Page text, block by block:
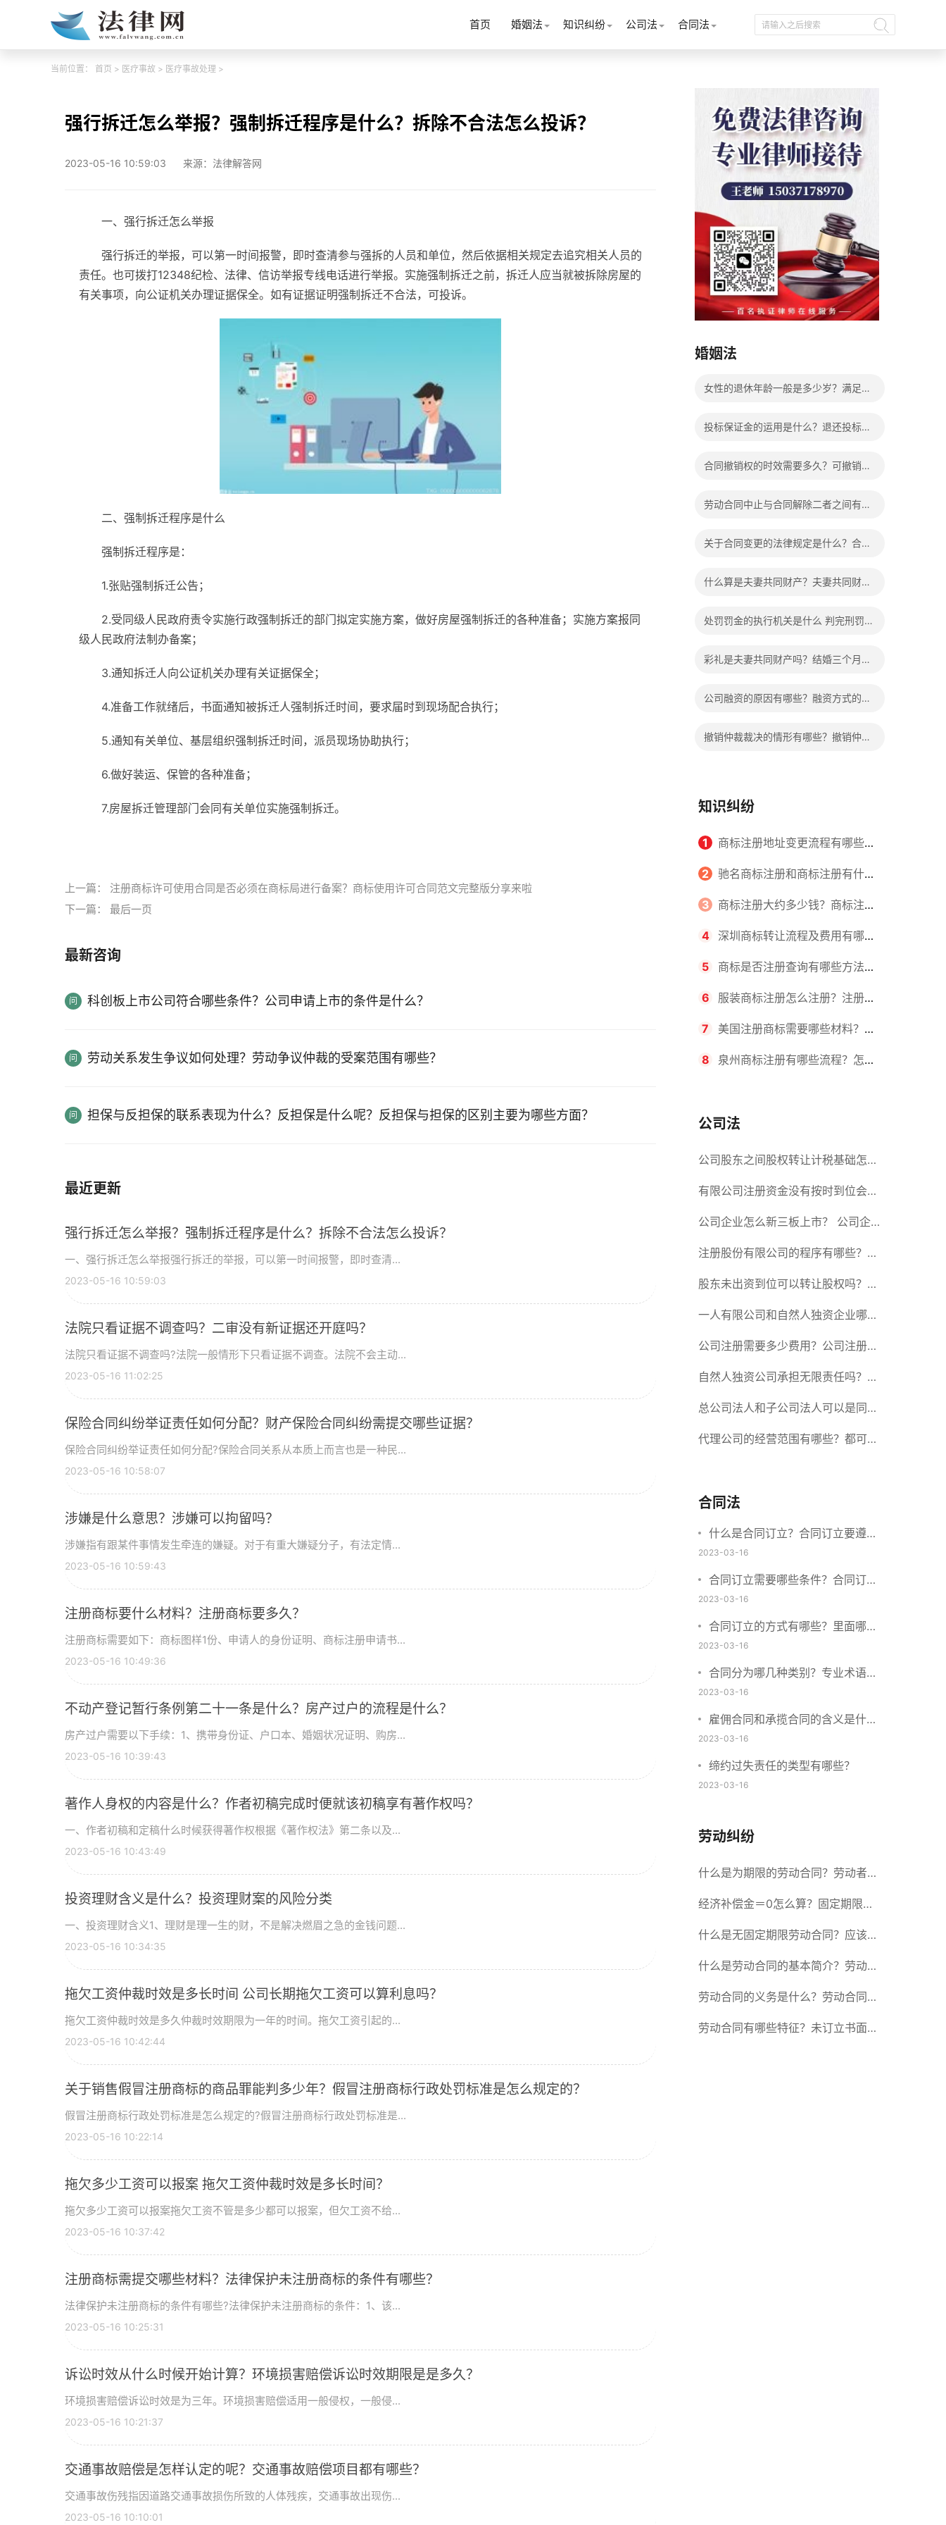
首页 婚姻法 知识纠纷 公司法 合同法
当前位置： 首页 > 医疗事故 > 医疗事故处理 >
强行拆迁怎么举报？强制拆迁程序是什么？拆除不合法怎么投诉？
2023-05-16 10:59:03 来源：法律解答网
一、强行拆迁怎么举报
强行拆迁的举报，可以第一时间报警，即时查清参与强拆的人员和单位，然后依据相关规定去追究相关人员的
责任。也可拨打12348纪检、法律、信访举报专线电话进行举报。实施强制拆迁之前，拆迁人应当就被拆除房屋的
有关事项，向公证机关办理证据保全。如有证据证明强制拆迁不合法，可投诉。
二、强制拆迁程序是什么
强制拆迁程序是：
1.张贴强制拆迁公告；
2.受同级人民政府责令实施行政强制拆迁的部门拟定实施方案，做好房屋强制拆迁的各种准备；实施方案报同
级人民政府法制办备案；
3.通知拆迁人向公证机关办理有关证据保全；
4.准备工作就绪后，书面通知被拆迁人强制拆迁时间，要求届时到现场配合执行；
5.通知有关单位、基层组织强制拆迁时间，派员现场协助执行；
6.做好装运、保管的各种准备；
7.房屋拆迁管理部门会同有关单位实施强制拆迁。
上一篇： 注册商标许可使用合同是否必须在商标局进行备案？商标使用许可合同范文完整版分享来啦
下一篇： 最后一页
最新咨询
科创板上市公司符合哪些条件？公司申请上市的条件是什么？
劳动关系发生争议如何处理？劳动争议仲裁的受案范围有哪些？
担保与反担保的联系表现为什么？反担保是什么呢？反担保与担保的区别主要为哪些方面？
最近更新
强行拆迁怎么举报？强制拆迁程序是什么？拆除不合法怎么投诉？
一、强行拆迁怎么举报强行拆迁的举报，可以第一时间报警，即时查清...
2023-05-16 10:59:03
法院只看证据不调查吗？二审没有新证据还开庭吗？
法院只看证据不调查吗?法院一般情形下只看证据不调查。法院不会主动...
2023-05-16 11:02:25
保险合同纠纷举证责任如何分配？财产保险合同纠纷需提交哪些证据？
保险合同纠纷举证责任如何分配?保险合同关系从本质上而言也是一种民...
2023-05-16 10:58:07
涉嫌是什么意思？涉嫌可以拘留吗？
涉嫌指有跟某件事情发生牵连的嫌疑。对于有重大嫌疑分子，有法定情...
2023-05-16 10:59:43
注册商标要什么材料？注册商标要多久？
注册商标需要如下：商标图样1份、申请人的身份证明、商标注册申请书...
2023-05-16 10:49:36
不动产登记暂行条例第二十一条是什么？房产过户的流程是什么？
房产过户需要以下手续：1、携带身份证、户口本、婚姻状况证明、购房...
2023-05-16 10:39:43
著作人身权的内容是什么？作者初稿完成时便就该初稿享有著作权吗？
一、作者初稿和定稿什么时候获得著作权根据《著作权法》第二条以及...
2023-05-16 10:43:49
投资理财含义是什么？投资理财案的风险分类
一、投资理财含义1、理财是理一生的财，不是解决燃眉之急的金钱问题...
2023-05-16 10:34:35
拖欠工资仲裁时效是多长时间 公司长期拖欠工资可以算利息吗？
拖欠工资仲裁时效是多久仲裁时效期限为一年的时间。拖欠工资引起的...
2023-05-16 10:42:44
关于销售假冒注册商标的商品罪能判多少年？假冒注册商标行政处罚标准是怎么规定的？
假冒注册商标行政处罚标准是怎么规定的?假冒注册商标行政处罚标准是...
2023-05-16 10:22:14
拖欠多少工资可以报案 拖欠工资仲裁时效是多长时间？
拖欠多少工资可以报案拖欠工资不管是多少都可以报案，但欠工资不给...
2023-05-16 10:37:42
注册商标需提交哪些材料？法律保护未注册商标的条件有哪些？
法律保护未注册商标的条件有哪些?法律保护未注册商标的条件：1、该...
2023-05-16 10:25:31
诉讼时效从什么时候开始计算？环境损害赔偿诉讼时效期限是是多久？
环境损害赔偿诉讼时效是为三年。环境损害赔偿适用一般侵权，一般侵...
2023-05-16 10:21:37
交通事故赔偿是怎样认定的呢？交通事故赔偿项目都有哪些？
交通事故伤残指因道路交通事故损伤所致的人体残疾，交通事故出现伤...
2023-05-16 10:10:01
婚姻法
女性的退休年龄一般是多少岁？满足什
投标保证金的运用是什么？退还投标保
合同撤销权的时效需要多久？可撤销合
劳动合同中止与合同解除二者之间有什
关于合同变更的法律规定是什么？合同
什么算是夫妻共同财产？夫妻共同财产
处罚罚金的执行机关是什么 判完刑罚金
彩礼是夫妻共同财产吗？结婚三个月离
公司融资的原因有哪些？融资方式的种
撤销仲裁裁决的情形有哪些？撤销仲裁
知识纠纷
1 商标注册地址变更流程有哪些？
怎么提交申请书件？
2 驰名商标注册和商标注册有什么
区别？
3 商标注册大约多少钱？商标注册
查询的方式有哪些？
4 深圳商标转让流程及费用有哪些
要求？商标转让所需时间是多久？
5 商标是否注册查询有哪些方法？
有哪些步骤？
6 服装商标注册怎么注册？注册商
标流程有哪些？
7 美国注册商标需要哪些材料？美
国商标办理流程有哪些？
8 泉州商标注册有哪些流程？怎么
公司法
公司股东之间股权转让计税基础怎么
确认？公司股东之间的股权转让要符
合什么要件？
有限公司注册资金没有按时到位会怎
么样？股份有限公司设立的注册条件
公司企业怎么新三板上市？ 公司企
业新三板上市的流程
注册股份有限公司的程序有哪些？注
册股份有限公司需要提交哪些材料？
股东未出资到位可以转让股权吗？股
东未出资到位能否分红？
一人有限公司和自然人独资企业哪个
好？一人公司设立条件有哪些？
公司注册需要多少费用？公司注册需
要准备什么材料？
自然人独资公司承担无限责任吗？有
限责任公司与有限责任公司的区别
总公司法人和子公司法人可以是同一
个人吗？总公司更名分公司需要更改
代理公司的经营范围有哪些？都可以
合同法
什么是合同订立？合同订立要遵守
什么原则？订立方式有哪些？
2023-03-16
合同订立需要哪些条件？合同订立
与合同成立有什么不同？
2023-03-16
合同订立的方式有哪些？里面哪些
内容、细节条款需要载明？
2023-03-16
合同分为哪几种类别？专业术语分
别是什么？
2023-03-16
雇佣合同和承揽合同的含义是什
么？怎么区分雇佣合同和承揽合
同？
2023-03-16
缔约过失责任的类型有哪些？
2023-03-16
劳动纠纷
什么是为期限的劳动合同？劳动者解
除合同的15种情形
经济补偿金＝0怎么算？固定期限劳
动合同又称什么？
什么是无固定期限劳动合同？应该怎
么解除或终止劳动合同？
什么是劳动合同的基本简介？劳动合
同的形式
劳动合同的义务是什么？劳动合同应
具备哪些条款？
劳动合同有哪些特征？未订立书面劳